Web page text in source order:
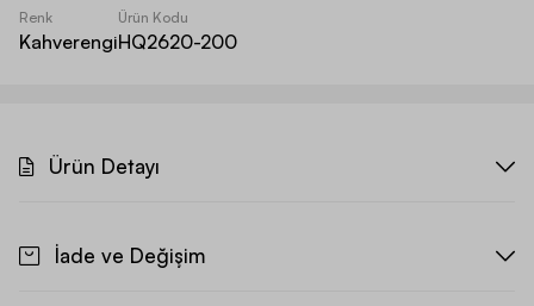
Renk
Kahverengi
Ürün Kodu
HQ2620-200
Ürün Detayı
İade ve Değişim